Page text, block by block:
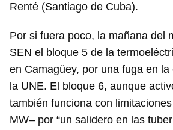
Renté (Santiago de Cuba).
Por si fuera poco, la mañana del
SEN el bloque 5 de la
en Camagüey, por una fuga en
la UNE. El bloque 6, aunque
también funciona con
MW– por “un salidero en las